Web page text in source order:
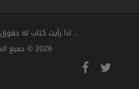
... اذا رأيت كتاب له
2026 © جميع الحقوق محفوظة